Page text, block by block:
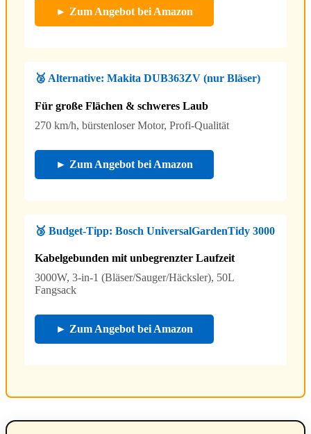
► Zum Angebot bei Amazon
🥈 Alternative: Makita DUB363ZV (nur Bläser)
Für große Flächen & schweres Laub
270 km/h, bürstenloser Motor, Profi-Qualität
► Zum Angebot bei Amazon
🥉 Budget-Tipp: Bosch UniversalGardenTidy 3000
Kabelgebunden mit unbegrenzter Laufzeit
3000W, 3-in-1 (Bläser/Sauger/Häcksler), 50L
Fangsack
► Zum Angebot bei Amazon